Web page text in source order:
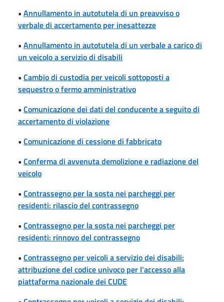
• Annullamento in autotutela di un preavviso o
verbale di accertamento per inesattezze
• Annullamento in autotutela di un verbale a carico di
un veicolo a servizio di disabili
• Cambio di custodia per veicoli sottoposti a
sequestro o fermo amministrativo
• Comunicazione dei dati del conducente a seguito di
accertamento di violazione
• Comunicazione di cessione di fabbricato
• Conferma di avvenuta demolizione e radiazione del
veicolo
• Contrassegno per la sosta nei parcheggi per
residenti: rilascio del contrassegno
• Contrassegno per la sosta nei parcheggi per
residenti: rinnovo del contrassegno
• Contrassegno per veicoli a servizio dei disabili:
attribuzione del codice univoco per l'accesso alla
piattaforma nazionale dei CUDE